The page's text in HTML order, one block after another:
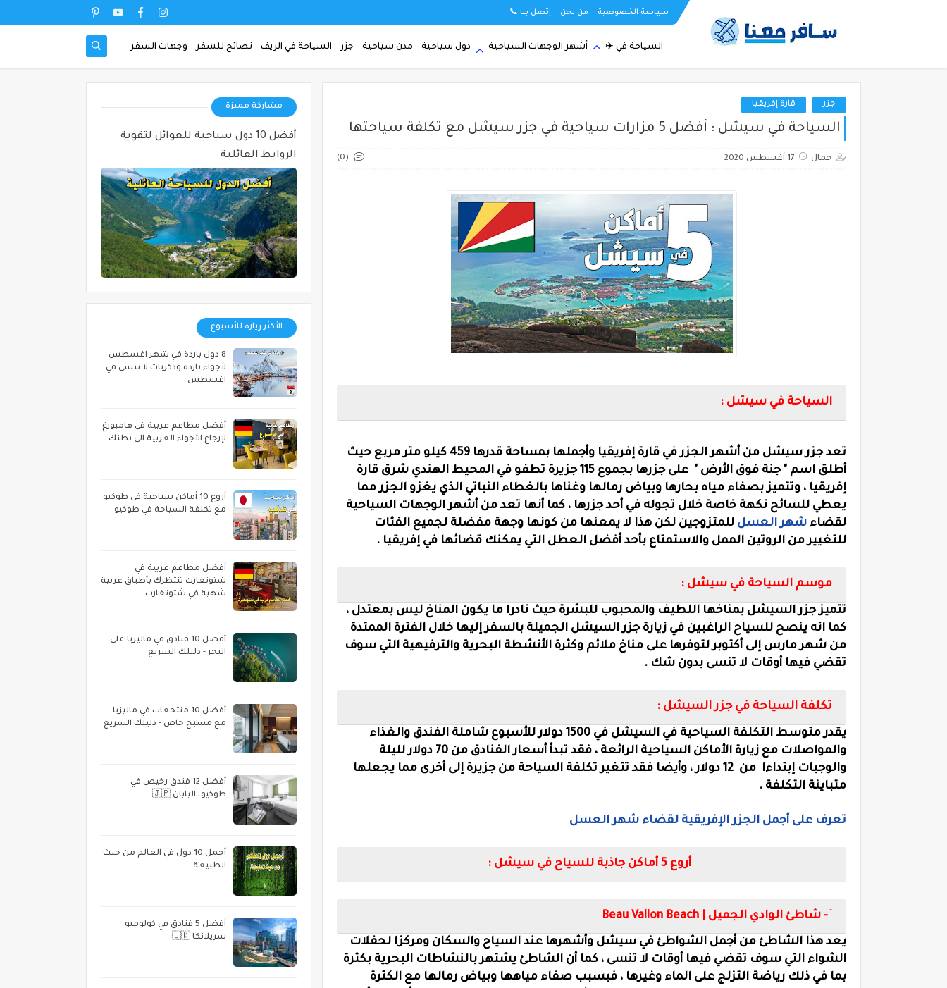
سياسة الخصوصية من نحن إتصل بنا 📞
السياحة في ✈️ أشهر الوجهات السياحية دول سياحية مدن سياحية جزر السياحة في الريف نصائح للسفر وجهات السفر
جزر قارة إفريقيا
السياحة في سيشل : أفضل 5 مزارات سياحية في جزر سيشل مع تكلفة سياحتها
جمال 17 أغسطس 2020 (0)
السياحة في سيشل :
تعد جزر سيشل من أشهر الجزر في قارة إفريقيا
وأجملها بمساحة قدرها 459 كيلو متر مربع حيث
أطلق اسم " جنة فوق الأرض " على جزرها بجموع 115 جزيرة تطفو في المحيط الهندي شرق قارة
إفريقيا ، وتتميز بصفاء مياه بحارها وبياض رمالها وغناها بالغطاء النباتي الذي يغزو الجزر مما
يعطي للسائح نكهة خاصة خلال تجوله في أحد جزرها ، كما أنها تعد من أشهر الوجهات السياحية
لقضاء شهر العسل للمتزوجين لكن هذا لا يمعنها من كونها وجهة مفضلة لجميع الفئات
للتغيير من الروتين الممل والاستمتاع بأحد أفضل العطل التي يمكنك قضائها في إفريقيا .
موسم السياحة في سيشل :
تتميز جزر السيشل بمناخها اللطيف والمحبوب للبشرة حيث نادرا ما يكون المناخ ليس بمعتدل ،
كما انه ينصح للسياح الراغبين في زيارة جزر السيشل الجميلة بالسفر إليها خلال الفترة الممتدة
من شهر مارس إلى أكتوبر لتوفرها على مناخ ملائم وكثرة الأنشطة البحرية والترفيهية التي سوف
تقضي فيها أوقات لا تنسى بدون شك .
تكلفة السياحة في جزر السيشل :
يقدر متوسط التكلفة السياحية في السيشل في 1500 دولار للأسبوع شاملة الفندق والغذاء
والمواصلات مع زيارة الأماكن السياحية الرائعة ، فقد تبدأ أسعار الفنادق من 70 دولار لليلة
والوجبات إبتداءا من
12 دولار ، وأيضا فقد تتغير تكلفة السياحة من جزيرة إلى أخرى مما يجعلها
متباينة التكلفة .
تعرف على أجمل الجزر الإفريقية لقضاء شهر العسل
أروع 5 أماكن جاذبة للسياح في سيشل :
Beau Vallon Beach
يعد هذا الشاطئ من أجمل الشواطئ في سيشل وأشهرها عند السياح والسكان ومركزا لحفلات
الشواء التي سوف تقضي فيها أوقات لا تنسى ، كما أن الشاطئ يشتهر بالنشاطات البحرية بكثرة
بما في ذلك رياضة التزلج على الماء وغيرها ، فبسبب صفاء مياهها وبياض رمالها مع الكثرة
مشاركة مميزة
أفضل 10 دول سياحية للعوائل لتقوية
الروابط العائلية
الأكثر زيارة للأسبوع
8 دول باردة في شهر اغسطس
لأجواء باردة وذكريات لا تنسى في
اغسطس
أفضل مطاعم عربية في هامبورغ
لإرجاع الأجواء العربية الى بطنك
أروع 10 أماكن سياحية في طوكيو
مع تكلفة السياحة في طوكيو
أفضل مطاعم عربية في
شتوتغارت تنتظرك بأطباق عربية
شهية في شتوتغارت
أفضل 10 فنادق في ماليزيا على
البحر - دليلك السريع
أفضل 10 منتجعات في ماليزيا
مع مسبح خاص - دليلك السريع
أفضل 12 فندق رخيص في
طوكيو، اليابان 🇯🇵
أجمل 10 دول في العالم من حيث
الطبيعة
أفضل 5 فنادق في كولومبو
سريلانكا 🇱🇰